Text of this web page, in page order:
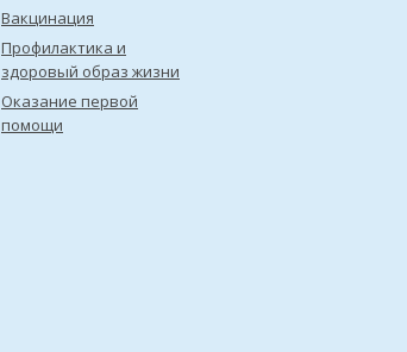
Вакцинация
Профилактика и
здоровый образ жизни
Оказание первой
помощи